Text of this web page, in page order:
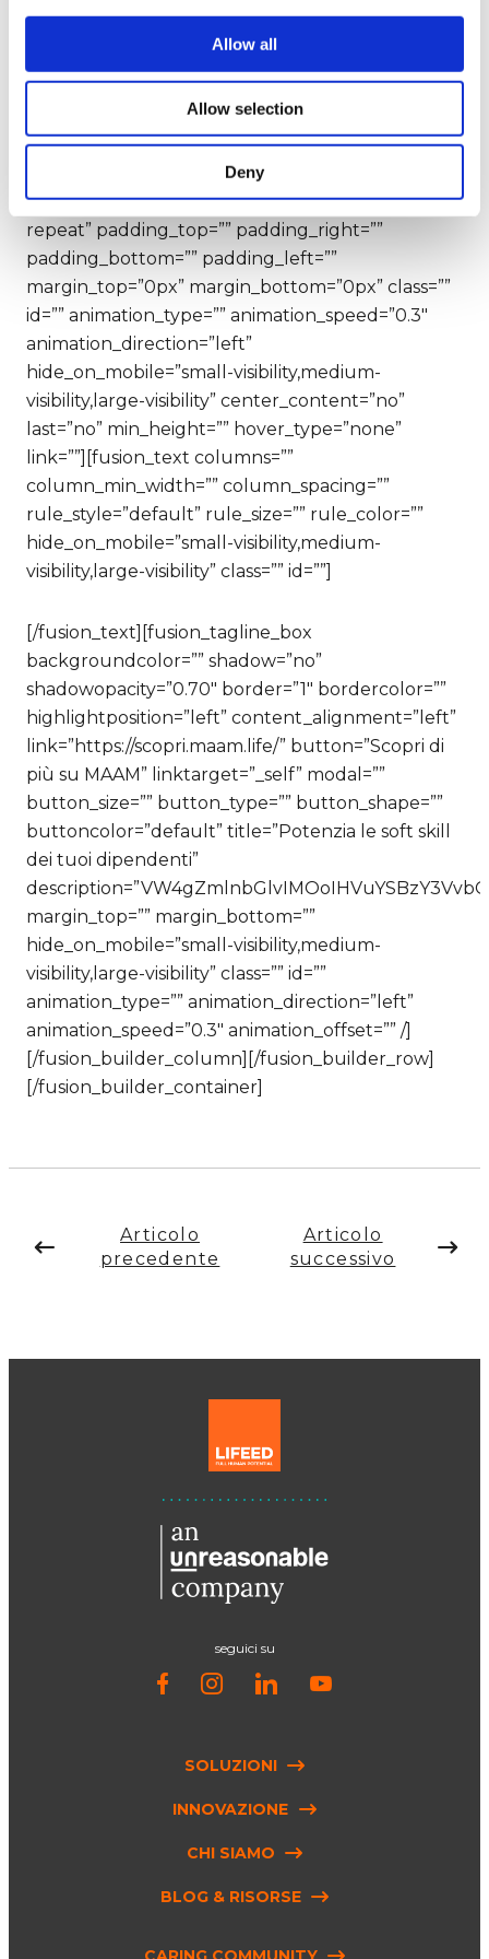
Allow all
Allow selection
Deny
type=”1_1″ layout=”1_1″ background_position=”left
top” background_color=”” border_size=””
border_color=”” border_style=”solid”
border_position=”all” spacing=”yes”
background_image=”” background_repeat=”no-
repeat” padding_top=”” padding_right=””
padding_bottom=”” padding_left=””
margin_top=”0px” margin_bottom=”0px” class=””
id=”” animation_type=”” animation_speed=”0.3″
animation_direction=”left”
hide_on_mobile=”small-visibility,medium-
visibility,large-visibility” center_content=”no”
last=”no” min_height=”” hover_type=”none”
link=””][fusion_text columns=””
column_min_width=”” column_spacing=””
rule_style=”default” rule_size=”” rule_color=””
hide_on_mobile=”small-visibility,medium-
visibility,large-visibility” class=”” id=””]
[/fusion_text][fusion_tagline_box
backgroundcolor=”” shadow=”no”
shadowopacity=”0.70″ border=”1″ bordercolor=””
highlightposition=”left” content_alignment=”left”
link=”https://scopri.maam.life/” button=”Scopri di
più su MAAM” linktarget=”_self” modal=””
button_size=”” button_type=”” button_shape=””
buttoncolor=”default” title=”Potenzia le soft skill
dei tuoi dipendenti”
margin_top=”” margin_bottom=””
hide_on_mobile=”small-visibility,medium-
visibility,large-visibility” class=”” id=””
animation_type=”” animation_direction=”left”
animation_speed=”0.3″ animation_offset=”” /]
[/fusion_builder_column][/fusion_builder_row]
[/fusion_builder_container]
Articolo
precedente
Articolo
successivo
seguici su
SOLUZIONI
INNOVAZIONE
CHI SIAMO
BLOG & RISORSE